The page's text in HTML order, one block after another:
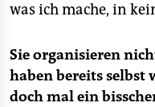
was ich mache, in
Sie organisieren
haben bereits selbst
doch mal ein